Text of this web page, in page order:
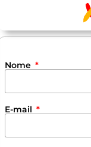
Nome
E-mail